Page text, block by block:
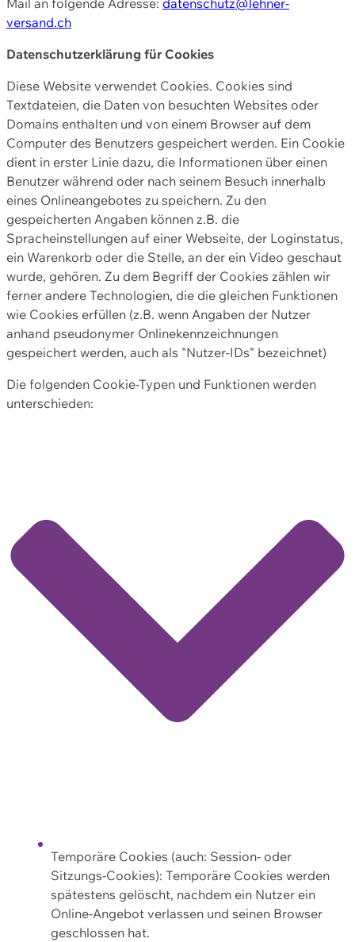
versand.ch
Datenschutzerklärung für Cookies
Diese Website verwendet Cookies. Cookies sind
Textdateien, die Daten von besuchten Websites oder
Domains enthalten und von einem Browser auf dem
Computer des Benutzers gespeichert werden. Ein Cookie
dient in erster Linie dazu, die Informationen über einen
Benutzer während oder nach seinem Besuch innerhalb
eines Onlineangebotes zu speichern. Zu den
gespeicherten Angaben können z.B. die
Spracheinstellungen auf einer Webseite, der Loginstatus,
ein Warenkorb oder die Stelle, an der ein Video geschaut
wurde, gehören. Zu dem Begriff der Cookies zählen wir
ferner andere Technologien, die die gleichen Funktionen
wie Cookies erfüllen (z.B. wenn Angaben der Nutzer
anhand pseudonymer Onlinekennzeichnungen
gespeichert werden, auch als "Nutzer-IDs" bezeichnet)
Die folgenden Cookie-Typen und Funktionen werden
unterschieden:
Temporäre Cookies (auch: Session- oder
Sitzungs-Cookies): Temporäre Cookies werden
spätestens gelöscht, nachdem ein Nutzer ein
Online-Angebot verlassen und seinen Browser
geschlossen hat.